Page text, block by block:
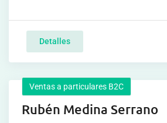
Detalles
Ventas a particulares B2C
Rubén Medina Serrano